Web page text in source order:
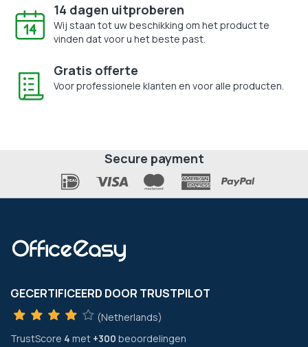
14 dagen uitproberen
Wij staan tot uw beschikking om het product te
vinden dat voor u het beste past.
Gratis offerte
Voor professionele klanten en voor alle producten.
Secure payment
GECERTIFICEERD DOOR TRUSTPILOT
(Netherlands)
TrustScore 4 met +300 beoordelingen